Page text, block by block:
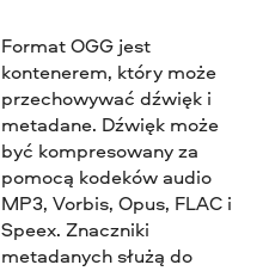
Format OGG jest
kontenerem, który może
przechowywać dźwięk i
metadane. Dźwięk może
być kompresowany za
pomocą kodeków audio
MP3, Vorbis, Opus, FLAC i
Speex. Znaczniki
metadanych służą do